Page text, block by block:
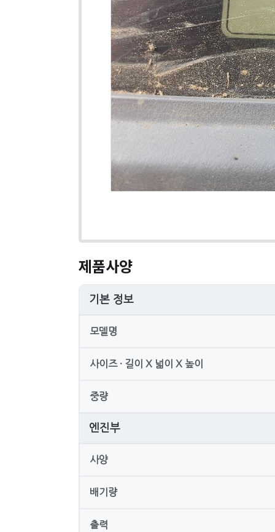
제품사양
기본 정보
모델명
사이즈 · 길이 X 넓이 X 높이
중량
엔진부
사양
배기량
출력